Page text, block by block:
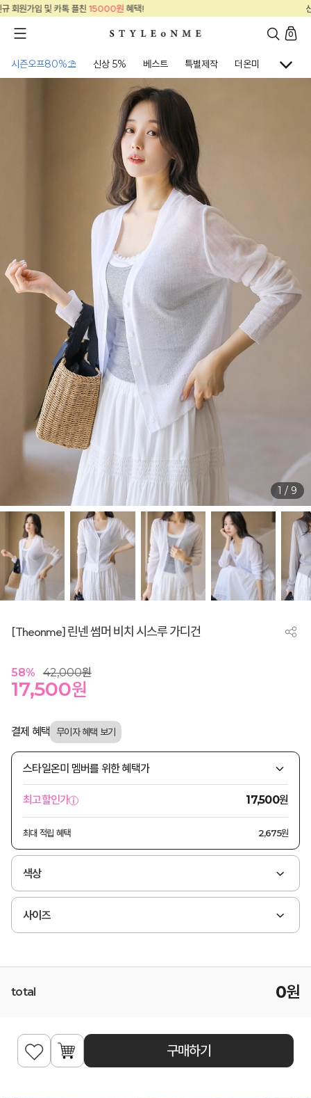
신규 회원가입 및 카톡 플친
0
시즌오프80%⛱ 신상 5% 베스트 특별제작 더온미 골프웨어
1 / 9
[Theonme] 린넨 썸머 비치 시스루 가디건
58% 42,000원
17,500원
결제 혜택
스타일온미 멤버를 위한 혜택가
최고할인가 17,500원
최대 적립 혜택 2,675원
색상
사이즈
total 0원
구매하기